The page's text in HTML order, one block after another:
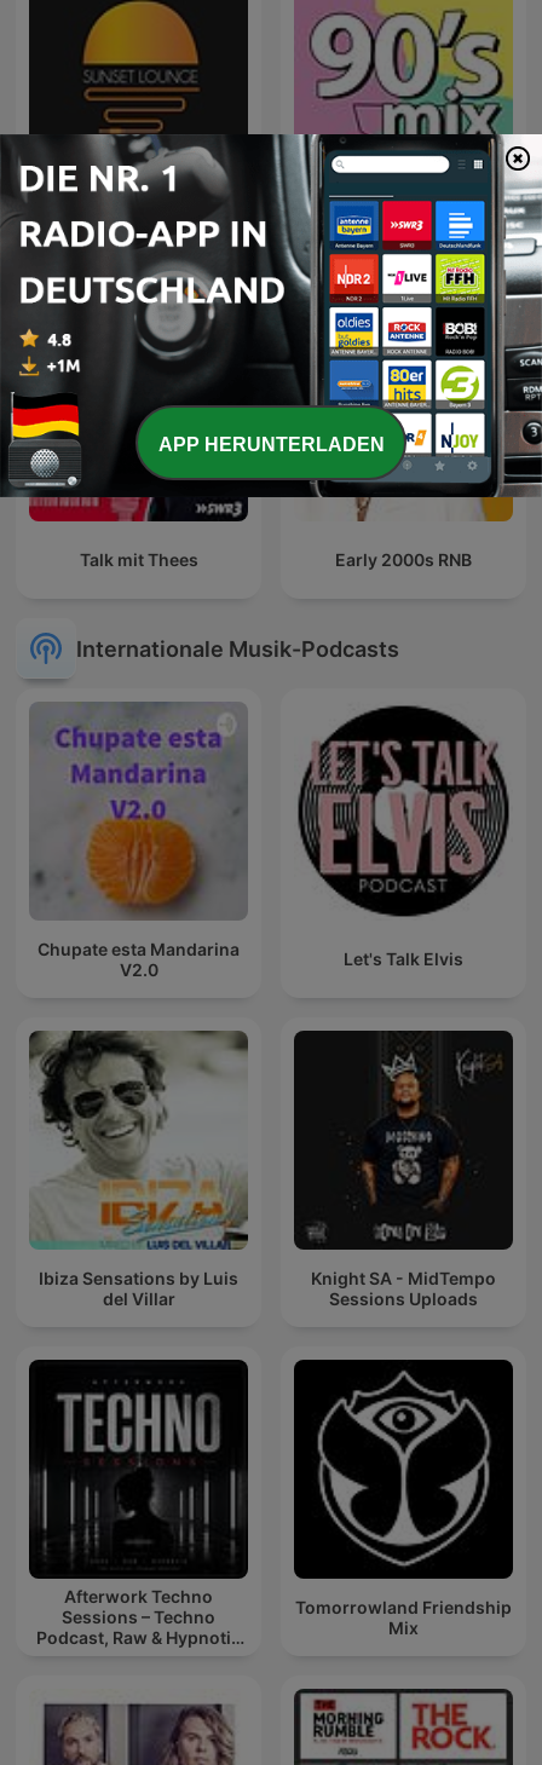
Sunset Lounge 90's mix
Talk mit Thees Early 2000s RNB
Internationale Musik-Podcasts
Chupate esta Mandarina
V2.0
Let's Talk Elvis
Ibiza Sensations by Luis
del Villar
Knight SA - MidTempo
Sessions Uploads
Afterwork Techno
Sessions – Techno
Podcast, Raw & Hypnotic
Tomorrowland Friendship
Mix
APP HERUNTERLADEN